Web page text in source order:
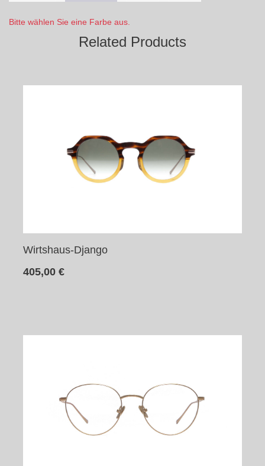
Bitte wählen Sie eine Farbe aus.
Related Products
Wirtshaus-Django
405,00 €